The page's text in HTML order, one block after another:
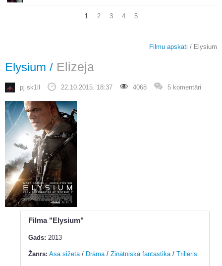
1 2 3 4 5
Filmu apskati / Elysium
Elysium / Elizeja
pj sk1ll 22.10.2015. 18:37 4068 5 komentāri
Filma "Elysium"
Gads: 2013
Žanrs: Asa sižeta/ Drāma/ Zinātniskā fantastika/ Trilleris